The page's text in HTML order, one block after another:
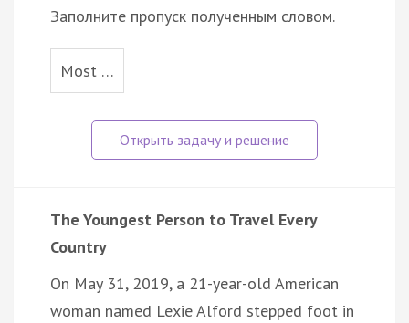
Заполните пропуск полученным словом.
Most …
The Youngest Person to Travel Every
Country
On May 31, 2019, a 21-year-old American
woman named Lexie Alford stepped foot in